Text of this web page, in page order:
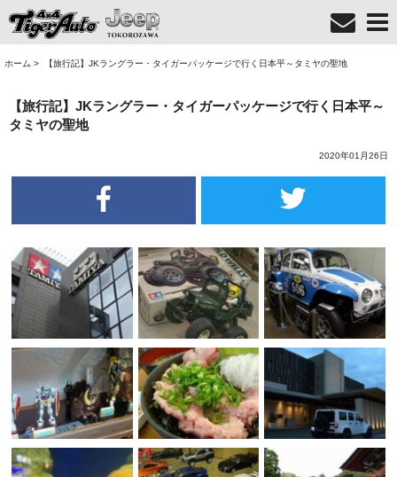
ホーム > 【旅行記】JKラングラー・タイガーパッケージで行く日本平～タミヤの聖地
【旅行記】JKラングラー・タイガーパッケージで行く日本平～
タミヤの聖地
2020年01月26日